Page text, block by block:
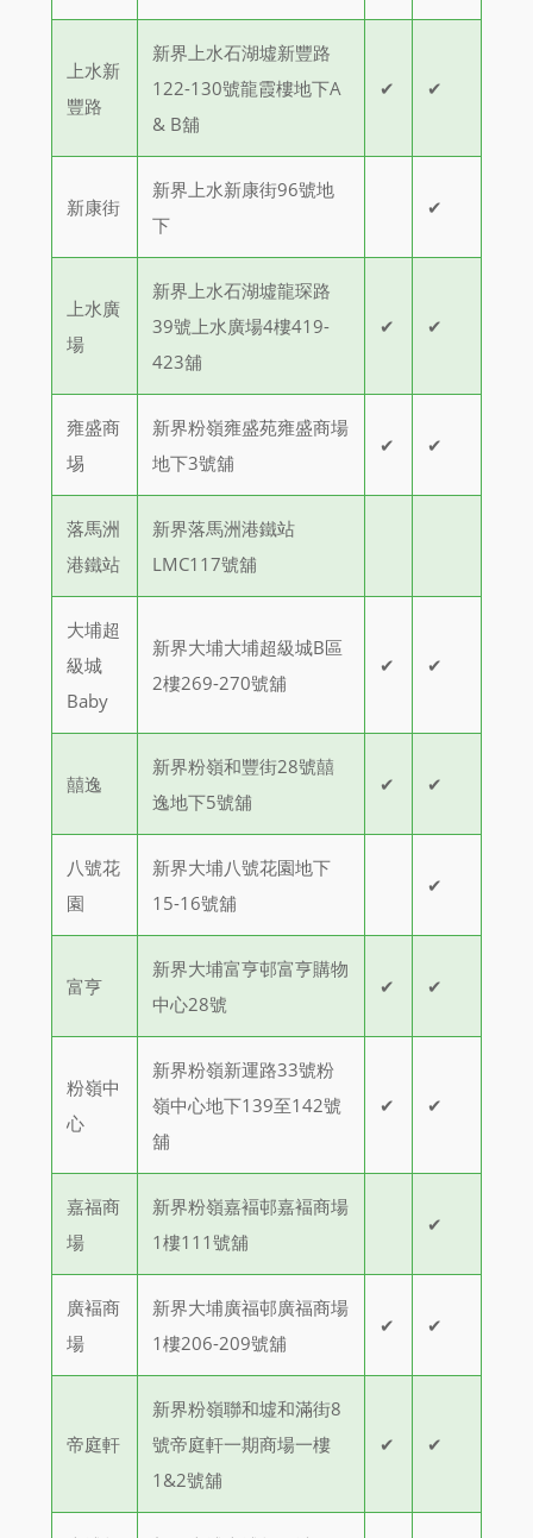
上水新
豐路
新界上水石湖墟新豐路
122-130號龍霞樓地下A
& B舖
✔ ✔
新康街
新界上水新康街96號地
下
✔
上水廣
場
新界上水石湖墟龍琛路
39號上水廣場4樓419-
423舖
✔ ✔
雍盛商
埸
新界粉嶺雍盛苑雍盛商場
地下3號舖
✔ ✔
落馬洲
港鐵站
新界落馬洲港鐵站
LMC117號舖
大埔超
級城
Baby
新界大埔大埔超級城B區
2樓269-270號舖
✔ ✔
囍逸
新界粉嶺和豐街28號囍
逸地下5號舖
✔ ✔
八號花
園
新界大埔八號花園地下
15-16號舖
✔
富亨
新界大埔富亨邨富亨購物
中心28號
✔ ✔
粉嶺中
心
新界粉嶺新運路33號粉
嶺中心地下139至142號
舖
✔ ✔
嘉福商
場
新界粉嶺嘉褔邨嘉褔商場
1樓111號舖
✔
廣褔商
場
新界大埔廣福邨廣福商場
1樓206-209號舖
✔ ✔
帝庭軒
新界粉嶺聯和墟和滿街8
號帝庭軒一期商場一樓
1&2號舖
✔ ✔